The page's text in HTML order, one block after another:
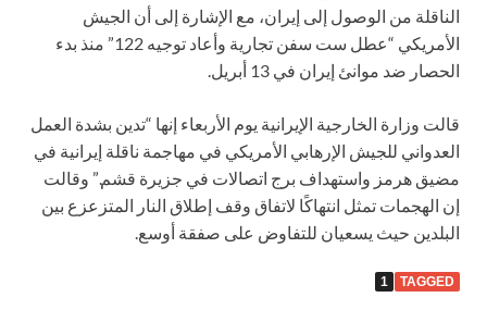
الناقلة من الوصول إلى إيران، مع الإشارة إلى أن الجيش
الأمريكي “عطل ست سفن تجارية وأعاد توجيه 122” منذ بدء
الحصار ضد موانئ إيران في 13 أبريل.
قالت وزارة الخارجية الإيرانية يوم الأربعاء إنها “تدين بشدة العمل
العدواني للجيش الإرهابي الأمريكي في مهاجمة ناقلة إيرانية في
مضيق هرمز واستهداف برج اتصالات في جزيرة قشم.” وقالت
إن الهجمات تمثل انتهاكًا لاتفاق وقف إطلاق النار المتزعزع بين
البلدين حيث يسعيان للتفاوض على صفقة أوسع.
TAGGED
1